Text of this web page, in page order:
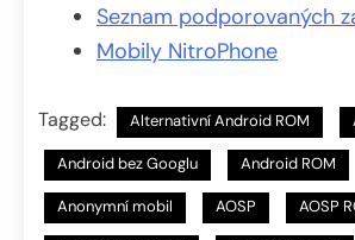
Seznam podporovaných
Mobily NitroPhone
Tagged: Alternativní Android ROM
Android bez Googlu Android ROM
Anonymní mobil AOSP AOSP